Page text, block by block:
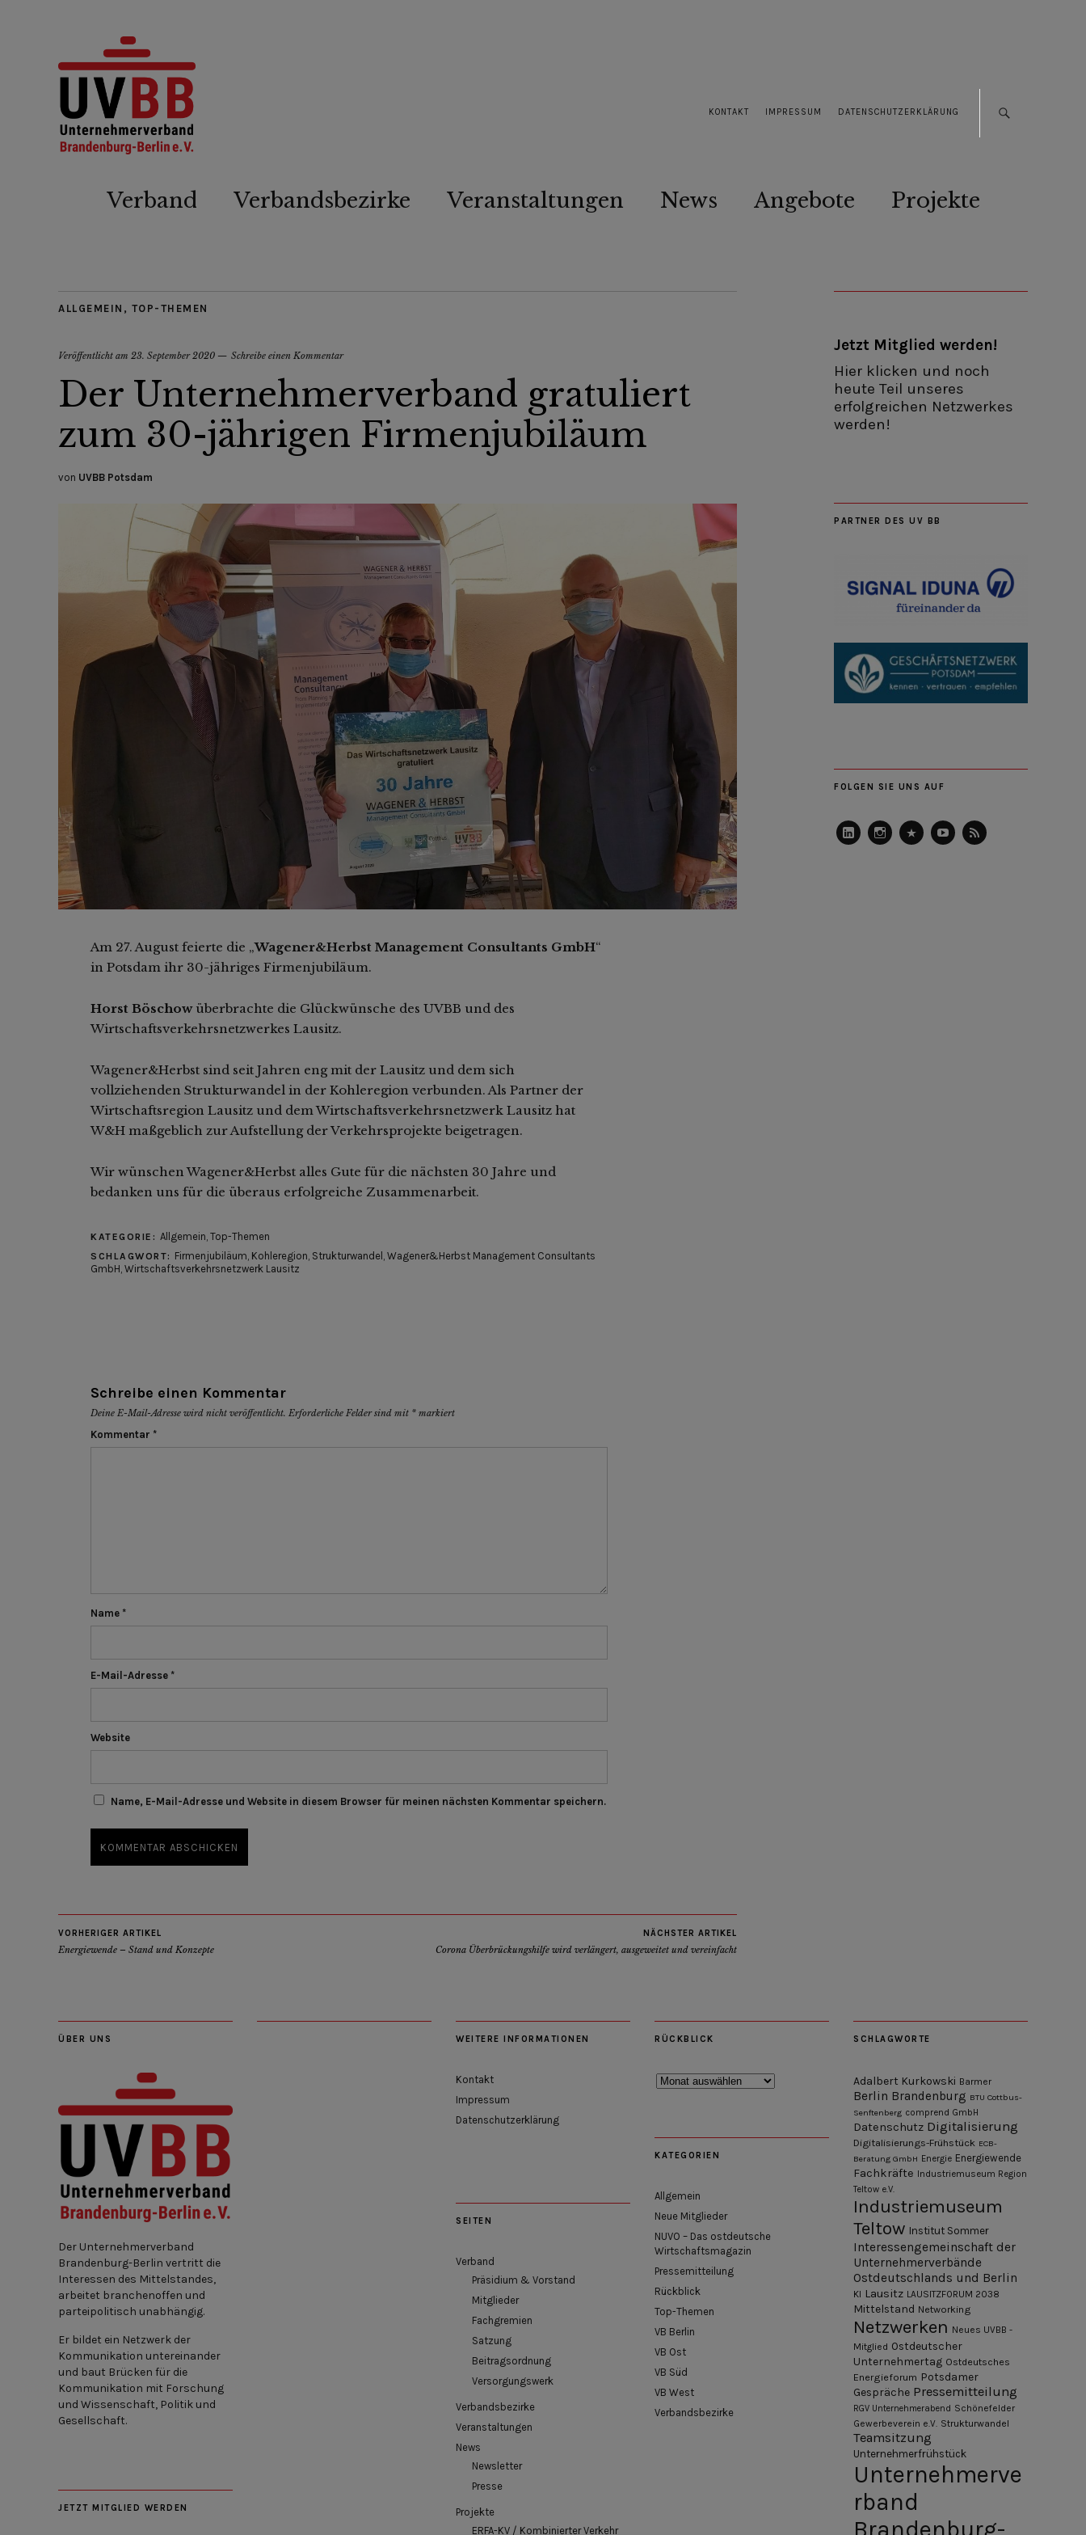
KONTAKT IMPRESSUM DATENSCHUTZERKLÄRUNG
Verband Verbandsbezirke Veranstaltungen News Angebote Projekte
ALLGEMEIN , TOP-THEMEN
Veröffentlicht am 23. September 2020 Schreibe einen Kommentar
Der Unternehmerverband gratuliert
zum 30-jährigen Firmenjubiläum
von UVBB Potsdam
Am 27. August feierte die „Wagener&Herbst Management Consultants GmbH“
in Potsdam ihr 30-jähriges Firmenjubiläum.
Horst Böschowüberbrachte die Glückwünsche des UVBB und des
Wirtschaftsverkehrsnetzwerkes Lausitz.
Wagener&Herbst sind seit Jahren eng mit der Lausitz und dem sich
vollziehenden Strukturwandel in der Kohleregion verbunden. Als Partner der
Wirtschaftsregion Lausitz und dem Wirtschaftsverkehrsnetzwerk Lausitz hat
W&H maßgeblich zur Aufstellung der Verkehrsprojekte beigetragen.
Wir wünschen Wagener&Herbst alles Gute für die nächsten 30 Jahre und
bedanken uns für die überaus erfolgreiche Zusammenarbeit.
KATEGORIE: Allgemein, Top-Themen
SCHLAGWORT: Firmenjubiläum, Kohleregion, Strukturwandel , Wagener&Herbst Management Consultants
GmbH, Wirtschaftsverkehrsnetzwerk Lausitz
Schreibe einen Kommentar
Deine E-Mail-Adresse wird nicht veröffentlicht. Erforderliche Felder sind mit * markiert
Kommentar *
Name *
E-Mail-Adresse *
Website
Name, E-Mail-Adresse und Website in diesem Browser für meinen nächsten Kommentar speichern.
VORHERIGER ARTIKEL
Energiewende – Stand und Konzepte
NÄCHSTER ARTIKEL
Corona Überbrückungshilfe wird verlängert, ausgeweitet und vereinfacht
Jetzt Mitglied werden!
Hier klicken und noch
heute Teil unseres
erfolgreichen Netzwerkes
werden!
PARTNER DES UV BB
FOLGEN SIE UNS AUF
ÜBER UNS
Der Unternehmerverband
Brandenburg-Berlin vertritt die
Interessen des Mittelstandes,
arbeitet branchenoffen und
parteipolitisch unabhängig.
Er bildet ein Netzwerk der
Kommunikation untereinander
und baut Brücken für die
Kommunikation mit Forschung
und Wissenschaft, Politik und
Gesellschaft.
JETZT MITGLIED WERDEN
WEITERE INFORMATIONEN
Kontakt
Impressum
Datenschutzerklärung
SEITEN
Verband
Präsidium & Vorstand
Mitglieder
Fachgremien
Satzung
Beitragsordnung
Versorgungswerk
Verbandsbezirke
Veranstaltungen
News
Newsletter
Presse
Projekte
ERFA-KV / Kombinierter Verkehr
RÜCKBLICK
Rückblick
KATEGORIEN
Allgemein
Neue Mitglieder
NUVO – Das ostdeutsche
Wirtschaftsmagazin
Pressemitteilung
Rückblick
Top-Themen
VB Berlin
VB Ost
VB Süd
VB West
Verbandsbezirke
SCHLAGWORTE
Adalbert Kurkowski Barmer
Berlin Brandenburg BTU Cottbus-
Senftenberg comprend GmbH
Datenschutz Digitalisierung
Digitalisierungs-Frühstück ECB-
Beratung GmbH Energie Energiewende
Fachkräfte
Industriemuseum Region
Teltow e.V.
Industriemuseum
Teltow Institut Sommer
Interessengemeinschaft der
Unternehmerverbände
Ostdeutschlands und Berlin
KI Lausitz LAUSITZFORUM 2038
Mittelstand Networking
Netzwerken Neues UVBB -
Mitglied Ostdeutscher
Unternehmertag Ostdeutsches
Energieforum Potsdamer
Gespräche Pressemitteilung
RGV Unternehmerabend Schönefelder
Gewerbeverein e.V. Strukturwandel
Teamsitzung
Unternehmerfrühstück
Unternehmerve
rband
Brandenburg-